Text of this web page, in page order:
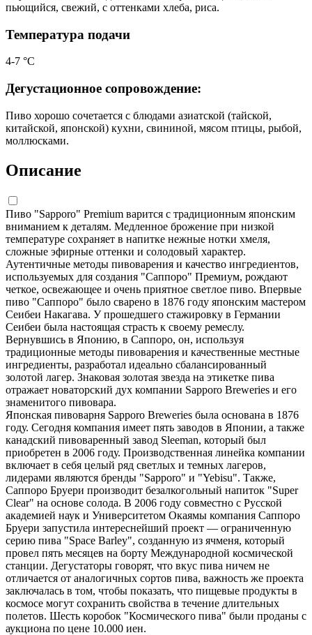
пьющийся, свежий, с оттенками хлеба, риса.
Температура подачи
4-7 °С
Дегустационное сопровождение:
Пиво хорошо сочетается с блюдами азиатской (тайской,
китайской, японской) кухни, свининой, мясом птицы, рыбой,
моллюсками.
Описание
Пиво "Sapporo" Premium варится с традиционным японским
вниманием к деталям. Медленное брожение при низкой
температуре сохраняет в напитке нежные нотки хмеля,
сложные эфирные оттенки и солодовый характер.
Аутентичные методы пивоварения и качество ингредиентов,
используемых для создания "Саппоро" Премиум, рождают
четкое, освежающее и очень приятное светлое пиво. Впервые
пиво "Саппоро" было сварено в 1876 году японским мастером
Сеибеи Накагава. У прошедшего стажировку в Германии
Сеибеи была настоящая страсть к своему ремеслу.
Вернувшись в Японию, в Саппоро, он, используя
традиционные методы пивоварения и качественные местные
ингредиенты, разработал идеально сбалансированный
золотой лагер. Знаковая золотая звезда на этикетке пива
отражает новаторский дух компании Sapporo Breweries и его
знаменитого пивовара.
Японская пивоварня Sapporo Breweries была основана в 1876
году. Сегодня компания имеет пять заводов в Японии, а также
канадский пивоваренный завод Sleeman, который был
приобретен в 2006 году. Производственная линейка компании
включает в себя целый ряд светлых и темных лагеров,
лидерами являются бренды "Sapporo" и "Yebisu". Также,
Саппоро Бруери производит безалкогольный напиток "Super
Clear" на основе солода. В 2006 году совместно с Русской
академией наук и Университетом Окаямы компания Саппоро
Бруери запустила интереснейший проект — ограниченную
серию пива "Space Barley", созданную из ячменя, который
провел пять месяцев на борту Международной космической
станции. Дегустаторы говорят, что вкус пива ничем не
отличается от аналогичных сортов пива, важность же проекта
заключалась в том, чтобы показать, что пищевые продукты в
космосе могут сохранить свойства в течение длительных
полетов. Шесть коробок "Космического пива" были проданы с
аукциона по цене 10.000 иен.